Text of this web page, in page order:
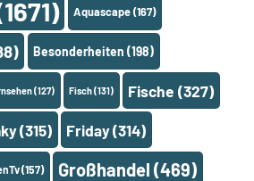
Aquascape(167)
Besonderheiten (198)
(127) Fisch(131) Fische (327)
(315) Friday(314)
(157) Großhandel (469)